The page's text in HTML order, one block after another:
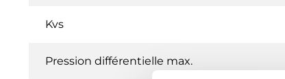
Kvs
Pression différentielle max.